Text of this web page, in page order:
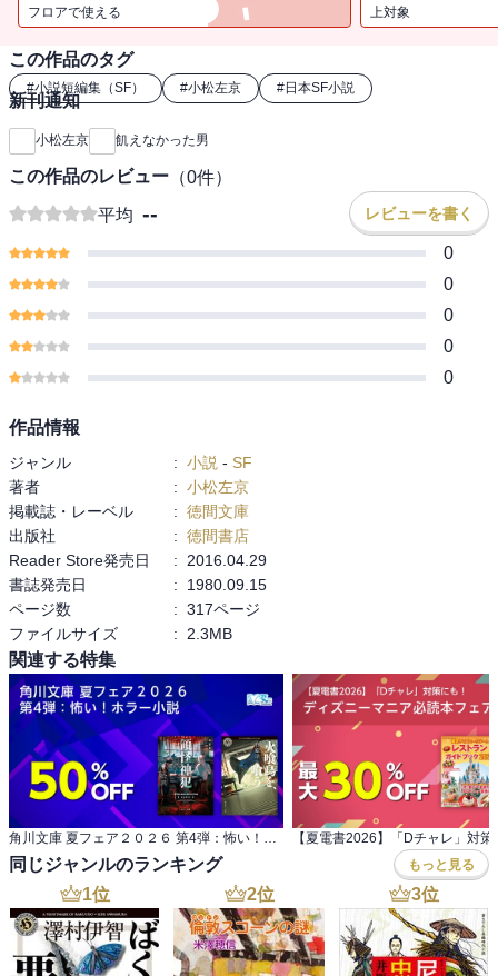
出て行け！
迷い子
騒霊時代 ほか。
フロアで使える
上対象
この作品のタグ
#小説短編集（SF） #小松左京 #日本SF小説
新刊通知
小松左京 飢えなかった男
この作品のレビュー （0件）
平均 -- レビューを書く
0
0
0
0
0
作品情報
ジャンル : 小説 - SF
著者
: 小松左京
掲載誌・レーベル
: 徳間文庫
出版社
: 徳間書店
Reader Store発売日
:
2016.04.29
書誌発売日
:
1980.09.15
ページ数
: 317ページ
ファイルサイズ
: 2.3MB
関連する特集
角川文庫 夏フェア２０２６ 第4弾：怖い！ホラー小説
同じジャンルのランキング もっと見る
1位 2位 3位